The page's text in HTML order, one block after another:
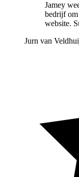
Jamey
bedrijf om
website.
Jurn van